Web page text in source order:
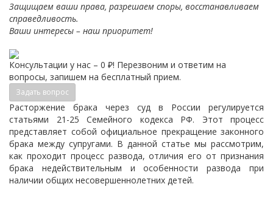
Защищаем ваши права, разрешаем споры, восстанавливаем
справедливость.
Ваши интересы – наш приоритет!
Консультации у нас – 0 ₽! Перезвоним и ответим на
вопросы, запишем на бесплатный прием.
Задать вопрос
Расторжение брака через суд в России регулируется
статьями 21-25 Семейного кодекса РФ. Этот процесс
представляет собой официальное прекращение законного
брака между супругами. В данной статье мы рассмотрим,
как проходит процесс развода, отличия его от признания
брака недействительным и особенности развода при
наличии общих несовершеннолетних детей.